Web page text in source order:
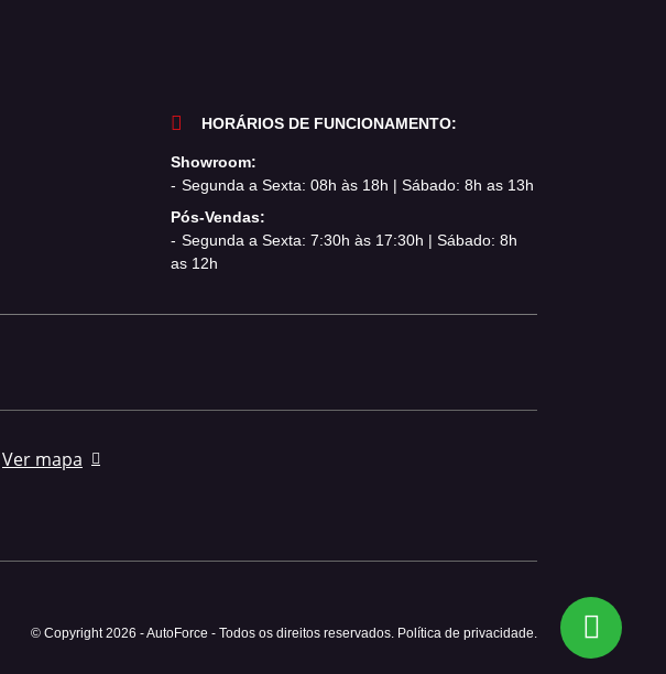
HORÁRIOS DE FUNCIONAMENTO:
Showroom:
Segunda a Sexta: 08h às 18h | Sábado: 8h as 13h
Pós-Vendas:
Segunda a Sexta: 7:30h às 17:30h | Sábado: 8h
as 12h
Ver mapa
© Copyright 2026 -AutoForce - Todos os direitos reservados. Política de privacidade.